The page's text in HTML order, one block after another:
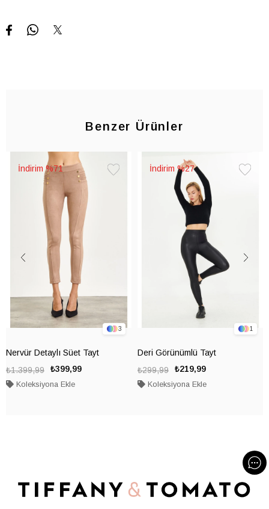
Benzer Ürünler
3
Nervür Detaylı Süet Tayt
₺399,99
₺1.399,99
Koleksiyona Ekle
%71
1
Deri Görünümlü Tayt
₺219,99
₺299,99
Koleksiyona Ekle
%27